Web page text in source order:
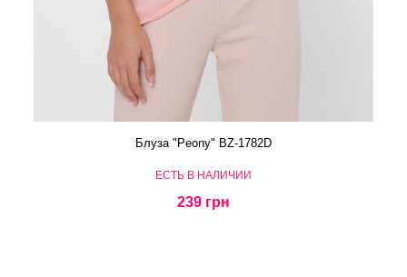
Блуза "Peony" BZ-1782D
ЕСТЬ В НАЛИЧИИ
239 грн